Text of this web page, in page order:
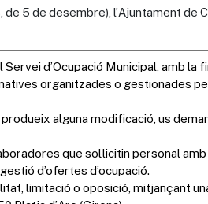
5 de desembre), l’Ajuntament de